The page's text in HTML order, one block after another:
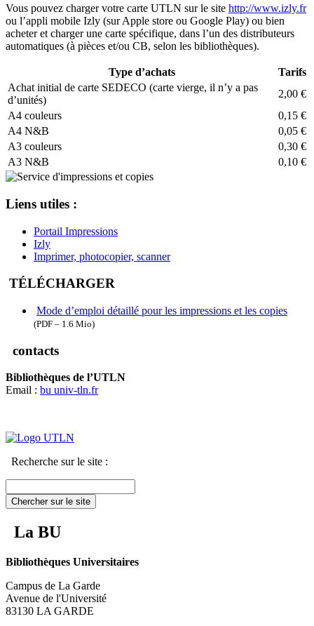
Vous pouvez charger votre carte UTLN sur le site http://www.izly.fr
ou l’appli mobile Izly (sur Apple store ou Google Play) ou bien
acheter et charger une carte spécifique, dans l’un des distributeurs
automatiques (à pièces et/ou CB, selon les bibliothèques).
Type d’achats
Tarifs
Achat initial de carte SEDECO (carte vierge, il n’y a pas
d’unités)
2,00 €
A4 couleurs
0,15 €
A4 N&B
0,05 €
A3 couleurs
0,30 €
A3 N&B
0,10 €
Liens utiles :
Portail Impressions
Izly
Imprimer, photocopier, scanner
TÉLÉCHARGER
Mode d’emploi détaillé pour les impressions et les copies
(PDF – 1.6 Mio)
contacts
Bibliothèques de l’UTLN
Email : bu univ-tln.fr
Recherche sur le site :
Chercher sur le site
La BU
Bibliothèques Universitaires
Campus de La Garde
Avenue de l'Université
83130 LA GARDE